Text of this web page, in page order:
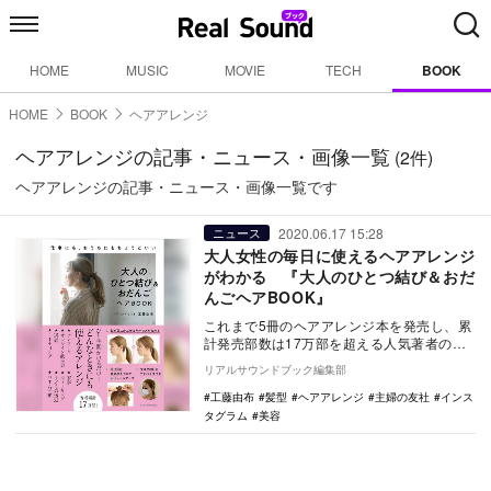
HOME MUSIC MOVIE TECH BOOK
HOME BOOK ヘアアレンジ
ヘアアレンジの記事・ニュース・画像一覧 (2件)
ヘアアレンジの記事・ニュース・画像一覧です
ニュース 2020.06.17 15:28
大人女性の毎日に使えるヘアアレンジ
がわかる 『大人のひとつ結び＆おだ
んごヘアBOOK』
これまで5冊のヘアアレンジ本を発売し、累
計発売部数は17万部を超える人気著者の工
藤由布が、新刊『大人のひとつ結び＆おだ
んごヘアB…
リアルサウンドブック編集部
工藤由布
髪型 ヘアアレンジ 主婦の友社
インス
タグラム
美容